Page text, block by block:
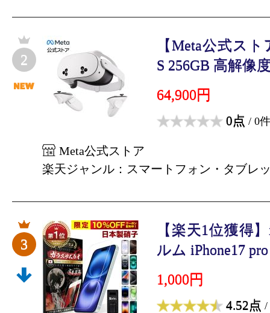
2
【Meta公式スト
S 256GB 高解像
64,900円
0点 / 0件
Meta公式ストア
楽天ジャンル：スマートフォン・タブレ
3
【楽天1位獲得
ルム iPhone17
1,000円
4.52点 /